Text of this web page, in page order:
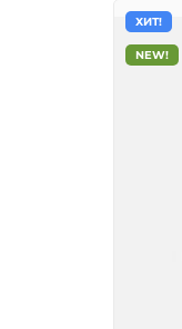
ХИТ!
NEW!